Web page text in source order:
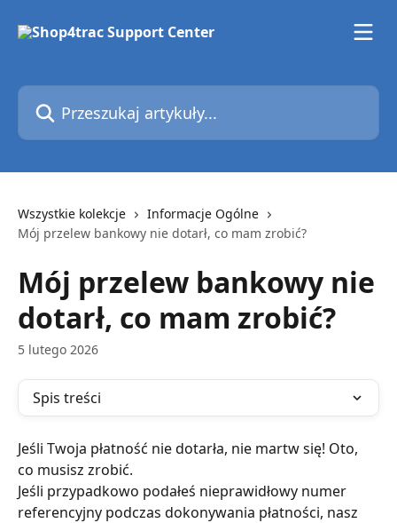
Przeszukaj artykuły...
Wszystkie kolekcje
Informacje Ogólne
Mój przelew bankowy nie dotarł, co mam zrobić?
Mój przelew bankowy nie
dotarł, co mam zrobić?
5 lutego 2026
Spis treści
Jeśli Twoja płatność nie dotarła, nie martw się! Oto,
co musisz zrobić.
Jeśli przypadkowo podałeś nieprawidłowy numer
referencyjny podczas dokonywania płatności, nasz